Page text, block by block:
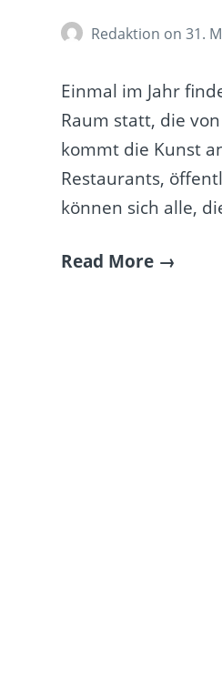
Redaktion on 31.
Einmal im Jahr
Raum statt, die
kommt die Kunst
Restaurants,
können sich alle,
Read More